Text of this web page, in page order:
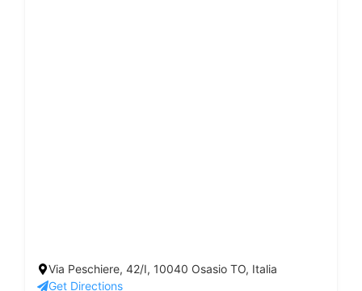
Via Peschiere, 42/I, 10040 Osasio TO, Italia
Get Directions